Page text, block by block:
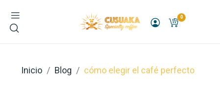
0
Inicio Blog cómo elegir el café perfecto